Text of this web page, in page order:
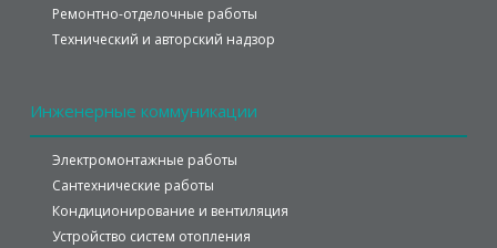
Ремонтно-отделочные работы
Технический и авторский надзор
Инженерные коммуникации
Электромонтажные работы
Сантехнические работы
Кондиционирование и вентиляция
Устройство систем отопления